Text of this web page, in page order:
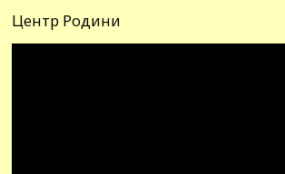
Центр Родини